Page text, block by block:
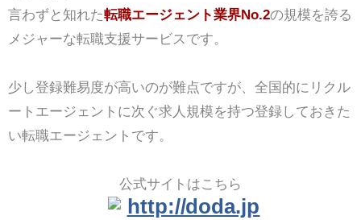
言わずと知れた転職エージェント業界No.2の規模を誇る
メジャーな転職支援サービスです。
少し登録難易度が高いのが難点ですが、全国的にリクル
ートエージェントに次ぐ求人規模を持つ登録しておきた
い転職エージェントです。
公式サイトはこちら
http://doda.jp